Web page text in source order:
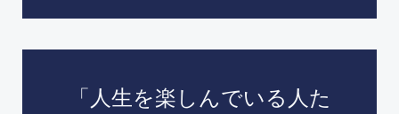
「人生を楽しんでいる人た